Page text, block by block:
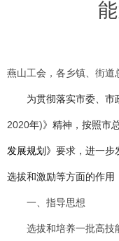
燕山工会，各乡镇、街道
为贯彻落实市委、市
2020年)》精神，按照市
发展规划》 要求，进一步
选拔和激励等方面的作用
一、指导思想
选拔和培养一批高技